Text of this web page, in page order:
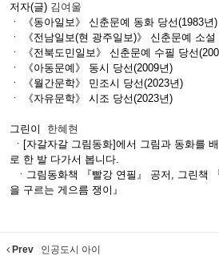
저자(글) 김여울
ㆍ 《동아일보》 신춘문예 동화 당선(1983년)
ㆍ 《전남일보(현 광주일보)》 신춘문예 소
ㆍ 《전북도민일보》 신춘문예 수필 당선
ㆍ 《아동문예》 동시 당선(2009년)
ㆍ 《월간문학》 민조시 당선(2023년)
ㆍ 《자유문학》 시조 당선(2023년)
그린이 한혜현
ㆍ[자갈자갈 그림동화]에서 그림과 동화를
로 한 발 다가서 봅니다.
ㆍ그림동화책 『빨강 연필』 공저, 그린책
을 구르는 게으름 쟁이』
Prev 인공도시 아이